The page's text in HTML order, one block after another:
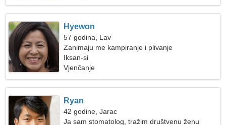
Hyewon
57 godina, Lav
Zanimaju me kampiranje i plivanje
Iksan-si
Vjenčanje
Ryan
42 godine, Jarac
Ja sam stomatolog, tražim društvenu ženu